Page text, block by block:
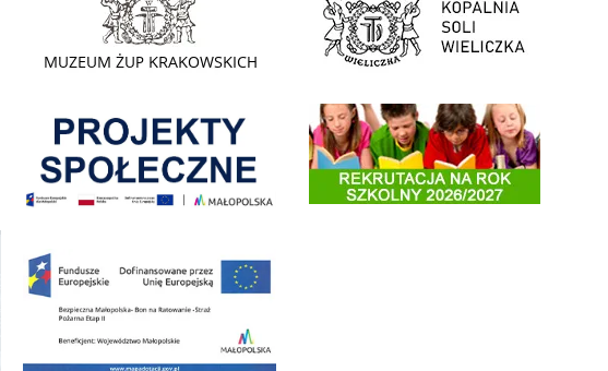
Informacja o terminach rekrutacji na rok szkolny 2026/
Zakup fabrycznie nowego, średniego samochodu ratowniczo-gaśniczego z napędem 4x4 dla OSP Kokotów